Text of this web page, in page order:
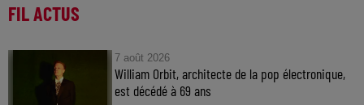
FIL ACTUS
7 août 2026
William Orbit, architecte de la pop électronique,
est décédé à 69 ans